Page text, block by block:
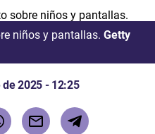
niños y pantallas. Getty
2025 - 12:25